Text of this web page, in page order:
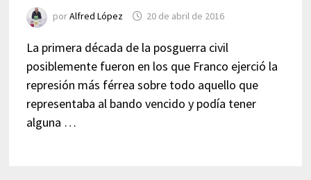
porAlfred López 20 de abril de 2016
La primera década de la posguerra civil
posiblemente fueron en los que Franco ejerció la
represión más férrea sobre todo aquello que
representaba al bando vencido y podía tener
alguna …